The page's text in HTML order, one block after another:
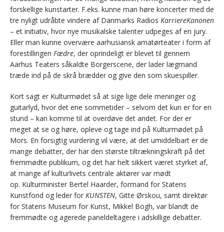
forskellige kunstarter. F.eks. kunne man høre koncerter med de
tre nyligt udråbte vindere af Danmarks Radios KarriereKanonen
– et initiativ, hvor nye musikalske talenter udpeges af en jury.
Eller man kunne overvære aarhusiansk amatørteater i form af
forestillingen Fædre, der oprindeligt er blevet til gennem
Aarhus Teaters såkaldte Borgerscene, der lader lægmand
træde ind på de skrå brædder og give den som skuespiller.
Kort sagt er Kulturmødet så at sige lige dele meninger og
guitarlyd, hvor det ene sommetider – selvom det kun er for en
stund – kan komme til at overdøve det andet. For der er
meget at se og høre, opleve og tage ind på Kulturmødet på
Mors. En forsigtig vurdering vil være, at det umiddelbart er de
mange debatter, der har den største tiltrækningskraft på det
fremmødte publikum, og det har helt sikkert været styrket af,
at mange af kulturlivets centrale aktører var mødt
op. Kulturminister Bertel Haarder, formand for Statens
Kunstfond og leder for KUNSTEN, Gitte Ørskou, samt direktør
for Statens Museum for Kunst, Mikkel Bogh, var blandt de
fremmødte og agerede paneldeltagere i adskillige debatter.